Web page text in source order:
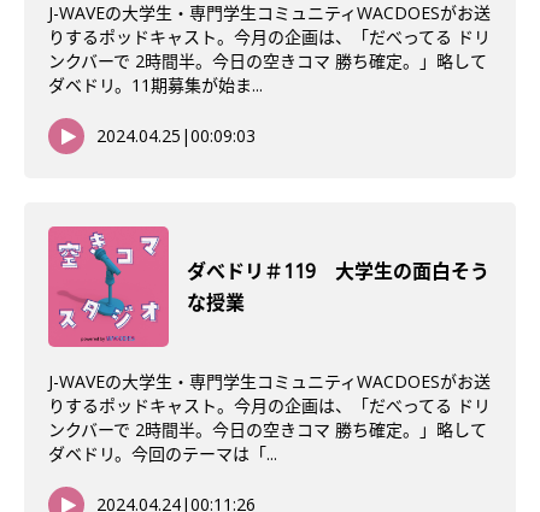
J-WAVEの大学生・専門学生コミュニティWACDOESがお送
りするポッドキャスト。今月の企画は、「だべってる ドリ
ンクバーで 2時間半。今日の空きコマ 勝ち確定。」略して
ダベドリ。11期募集が始ま...
2024.04.25 |00:09:03
ダべドリ＃119 大学生の面白そう
な授業
J-WAVEの大学生・専門学生コミュニティWACDOESがお送
りするポッドキャスト。今月の企画は、「だべってる ドリ
ンクバーで 2時間半。今日の空きコマ 勝ち確定。」略して
ダベドリ。今回のテーマは「...
2024.04.24|00:11:26